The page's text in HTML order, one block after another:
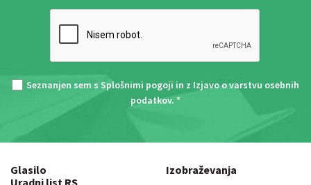
Seznanjen sem s Splošnimi pogoji in z Izjavo o varstvu osebnih
podatkov. *
Glasilo
Izobraževanja